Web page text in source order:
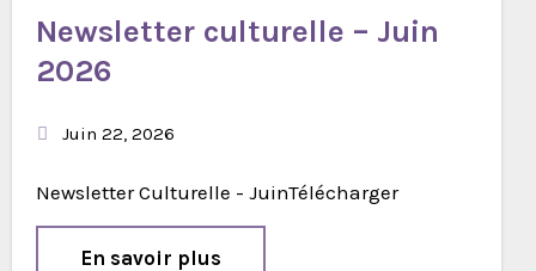
Newsletter culturelle – Juin
2026
Juin 22, 2026
Newsletter Culturelle - JuinTélécharger
En savoir plus